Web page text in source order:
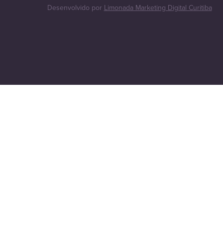
Desenvolvido por Limonada Marketing Digital Curitiba